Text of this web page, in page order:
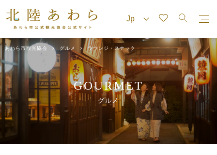
あわら市観光協会 グルメ ラウンジ・スナック
GOURMET
グルメ